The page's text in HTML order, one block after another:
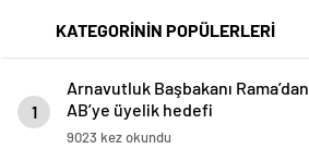
KATEGORİNİN POPÜLERLERİ
1
Arnavutluk Başbakanı Rama’dan
AB’ye üyelik hedefi
9023 kez okundu